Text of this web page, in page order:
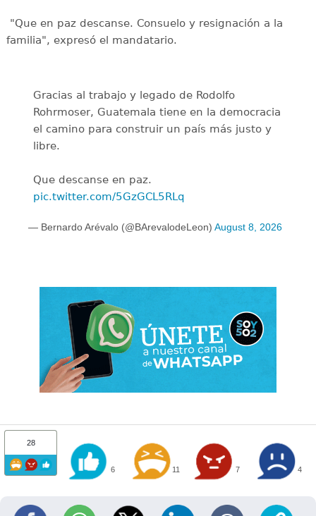
"Que en paz descanse. Consuelo y resignación a la
familia", expresó el mandatario.
Gracias al trabajo y legado de Rodolfo
Rohrmoser, Guatemala tiene en la democracia
el camino para construir un país más justo y
libre.
Que descanse en paz.
pic.twitter.com/5GzGCL5RLq
— Bernardo Arévalo (@BArevalodeLeon) August 8, 2026
28
6 11 7 4